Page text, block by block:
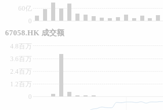
0
60亿
0
1.2百万
2.4百万
3.6百万
4.8百万
67058.HK 成交额